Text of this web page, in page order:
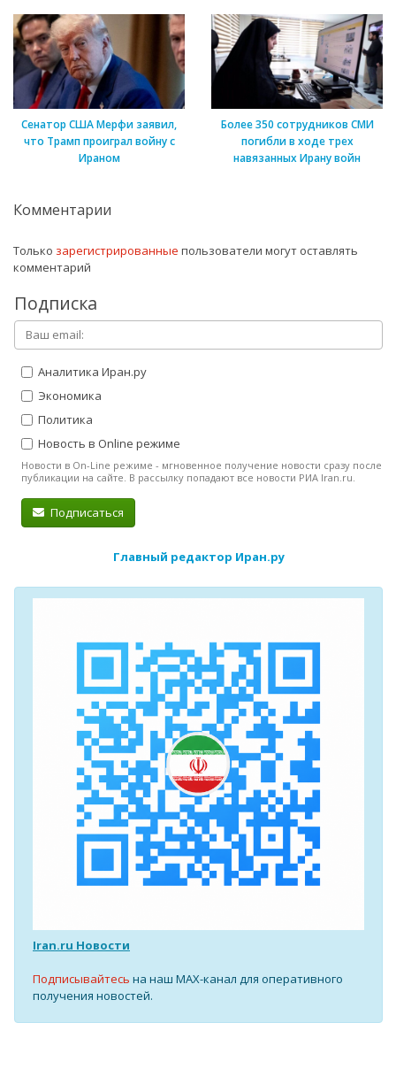
Сенатор США Мерфи заявил,
что Трамп проиграл войну с
Ираном
Более 350 сотрудников СМИ
погибли в ходе трех
навязанных Ирану войн
Комментарии
Только зарегистрированные пользователи могут оставлять
комментарий
Подписка
Аналитика Иран.ру
Экономика
Политика
Новость в Online режиме
Новости в On-Line режиме - мгновенное получение новости сразу после
публикации на сайте. В рассылку попадают все новости РИА Iran.ru.
Подписаться
Главный редактор Иран.ру
Iran.ru Новости
Подписывайтесь на наш MAX-канал для оперативного
получения новостей.